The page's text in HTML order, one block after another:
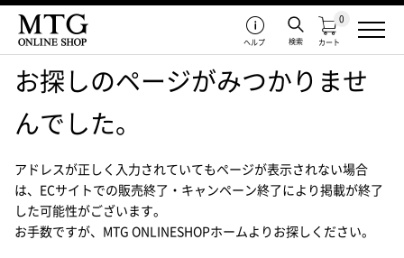
カート
0
検索
ヘルプ
お探しのページがみつかりませ
んでした。
アドレスが正しく入力されていてもページが表示されない場合
は、
ECサイトでの販売終了・キャンペーン終了により掲載が終了
した可能性がございます。
お手数ですが、MTG ONLINESHOPホームよりお探しください。